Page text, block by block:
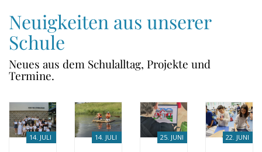
Neuigkeiten aus unserer
Schule
Neues aus dem Schulalltag, Projekte und
Termine.
14. JULI
14. JULI
25. JUNI
22. JUNI